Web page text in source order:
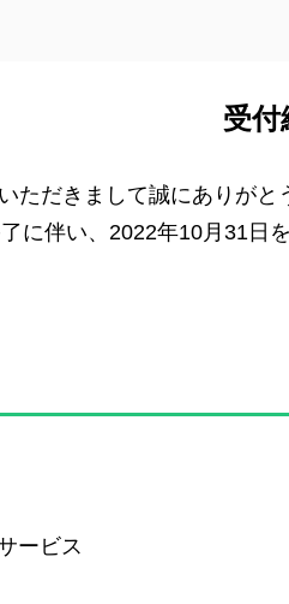
受付
ただきまして誠にありがと
に伴い、2022年10月31日
ービス